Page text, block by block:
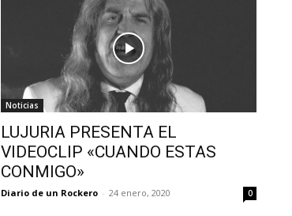
Noticias
LUJURIA PRESENTA EL
VIDEOCLIP «CUANDO ESTAS
CONMIGO»
Diario de un Rockero - 24 enero, 2020 0